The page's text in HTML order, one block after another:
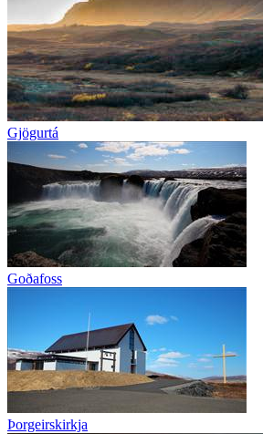
Gjögurtá
Goðafoss
Þorgeirskirkja